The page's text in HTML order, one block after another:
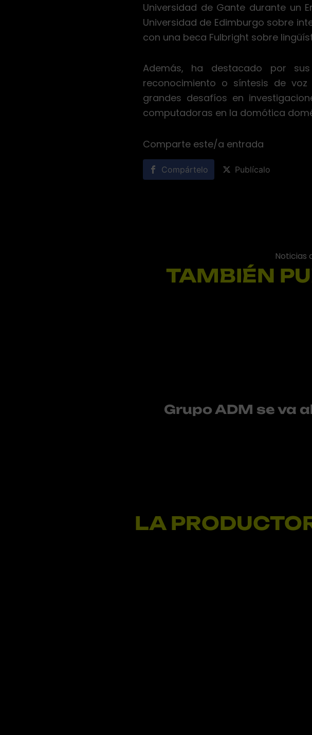
Universidad de Gante durante un
Universidad de Edimburgo sobre
con una beca Fulbright sobre
Además, ha destacado por
reconocimiento o síntesis de
grandes desafíos en
computadoras en la domótica
Comparte este/a entrada
Compártelo Publícalo
Grupo ADM se va
Noticias
TAMBIÉN
LA PRODUCTORA